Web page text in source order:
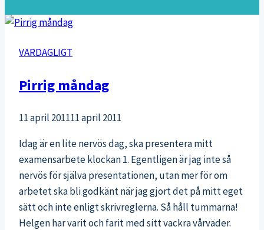
VARDAGLIGT
Pirrig måndag
11 april 201111 april 2011
Idag är en lite nervös dag, ska presentera mitt
examensarbete klockan 1. Egentligen är jag inte så
nervös för själva presentationen, utan mer för om
arbetet ska bli godkänt när jag gjort det på mitt eget
sätt och inte enligt skrivreglerna. Så håll tummarna!
Helgen har varit och farit med sitt vackra vårväder.